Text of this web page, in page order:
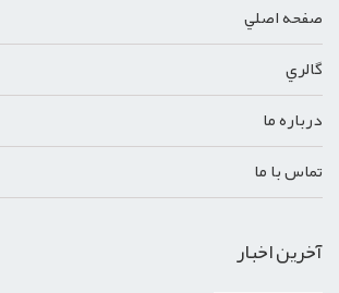
صفحه اصلي
گالري
درباره ما
تماس با ما
آخرین اخبار